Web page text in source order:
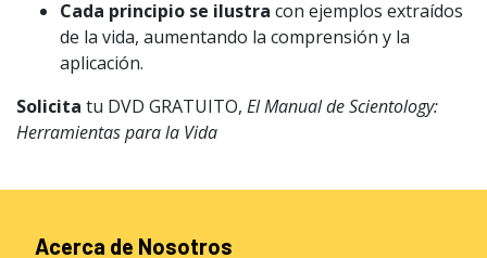
Cada principio se ilustra con ejemplos extraídos
de la vida, aumentando la comprensión y la
aplicación.
Solicita tu DVD GRATUITO, El Manual de Scientology:
Herramientas para la Vida
Acerca de Nosotros